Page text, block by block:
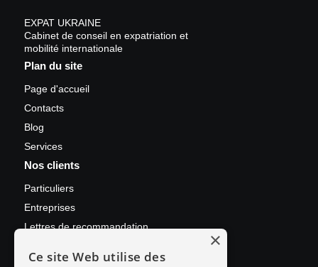
EXPAT UKRAINE
Cabinet de conseil en expatriation et
mobilité internationale
Plan du site
Page d'accueil
Contacts
Blog
Services
Nos clients
Particuliers
Entreprises
Lettres de recommandation
×
Ce site Web utilise des